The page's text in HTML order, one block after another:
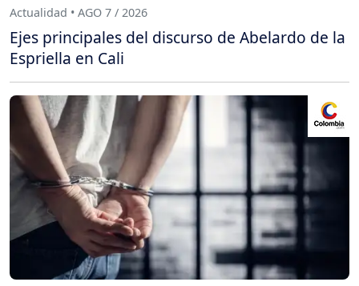
Actualidad • AGO 7 / 2026
Ejes principales del discurso de Abelardo de la
Espriella en Cali